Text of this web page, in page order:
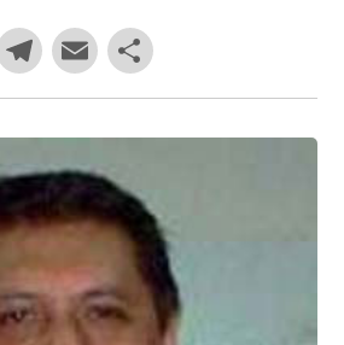
T
el
e
gr
a
m
E
m
ai
l
o
m
tir